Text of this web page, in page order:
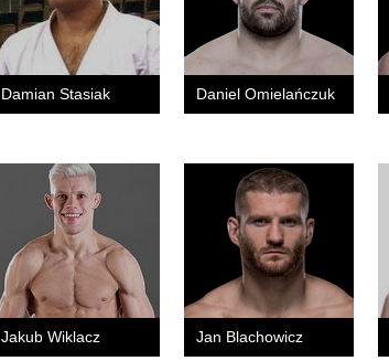
Damian Stasiak Daniel Omielańczuk
Jakub Wiklacz Jan Blachowicz